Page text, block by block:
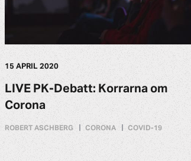
15 APRIL 2020
LIVE PK-Debatt: Korrarna om
Corona
ROBERT ASCHBERG CORONA COVID-19